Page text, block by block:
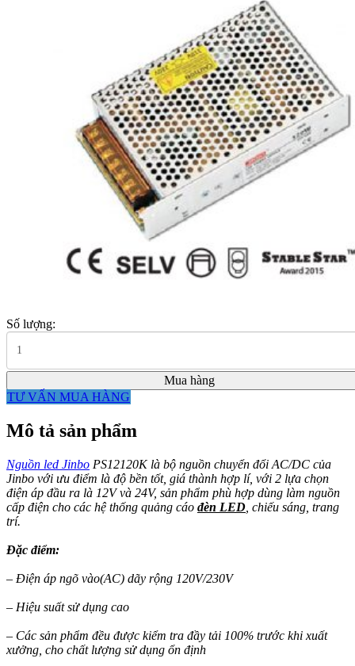
Số lượng:
Mua hàng
TƯ VẤN MUA HÀNG
Mô tả sản phẩm
Nguồn led Jinbo PS12120K là bộ nguồn chuyển đổi AC/DC của
Jinbo với ưu điểm là độ bền tốt, giá thành hợp lí, với 2 lựa chọn
điện áp đầu ra là 12V và 24V, sản phẩm phù hợp dùng làm nguồn
cấp điện cho các hệ thống quảng cáo đèn LED , chiếu sáng, trang
trí.
Đặc điểm:
– Điện áp ngõ vào(AC) dãy rộng 120V/230V
– Hiệu suất sử dụng cao
– Các sản phẩm đều được kiểm tra đầy tải 100% trước khi xuất
xưởng, cho chất lượng sử dụng ổn định